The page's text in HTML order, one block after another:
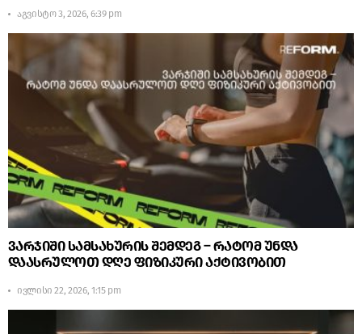
აგვისტო 3, 2026, 6:39 pm
ვარჯიში სამსახურის შემდეგ – რატომ უნდა
დაასრულოთ დღე ფიზიკური აქტივობით
ივლისი 22, 2026, 1:15 pm